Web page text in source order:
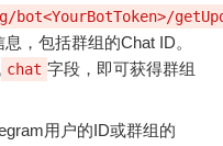
，包括群组的Chat ID。
chat 字段，即可获得群组
用户的ID或群组的